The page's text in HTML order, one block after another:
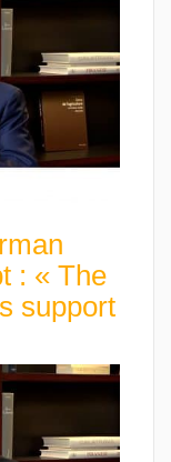
: « The
support